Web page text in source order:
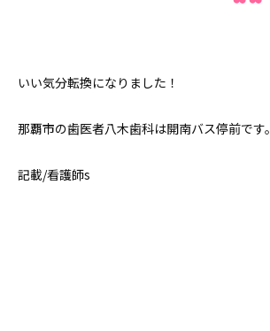
いい気分転換になりました！
那覇市の歯医者八木歯科は開南バス停前です。
記載/看護師s